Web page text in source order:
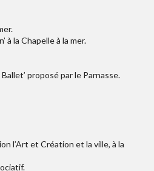
à la Chapelle à la mer.
proposé par le Parnasse.
l’Art et Création et la ville, à la